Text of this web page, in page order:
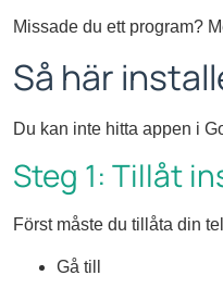
Missade du ett program?
Så här
Du kan inte hitta appen i
Steg 1: Tillåt
Först måste du tillåta din
Gå till